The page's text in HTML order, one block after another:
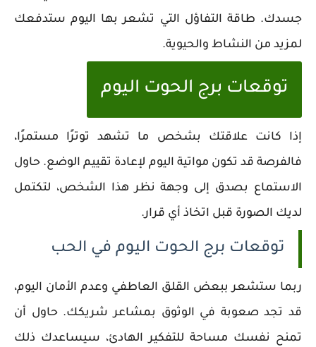
جسدك. طاقة التفاؤل التي تشعر بها اليوم ستدفعك
لمزيد من النشاط والحيوية.
توقعات برج الحوت اليوم
إذا كانت علاقتك بشخص ما تشهد توترًا مستمرًا،
فالفرصة قد تكون مواتية اليوم لإعادة تقييم الوضع. حاول
الاستماع بصدق إلى وجهة نظر هذا الشخص، لتكتمل
لديك الصورة قبل اتخاذ أي قرار.
توقعات برج الحوت اليوم في الحب
ربما ستشعر ببعض القلق العاطفي وعدم الأمان اليوم،
قد تجد صعوبة في الوثوق بمشاعر شريكك. حاول أن
تمنح نفسك مساحة للتفكير الهادئ، سيساعدك ذلك